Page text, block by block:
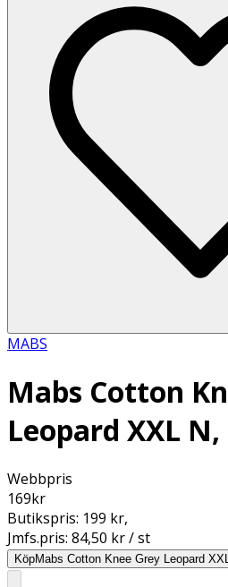
MABS
Mabs Cotton
Leopard XXL
Webbpris
169kr
Butikspris: 199 kr,
Jmfs.pris: 84,50 kr / st
KöpMabs Cotton Knee Grey Leopard